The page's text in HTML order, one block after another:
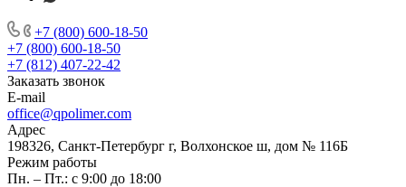
+7 (800) 600-18-50
+7 (800) 600-18-50
+7 (812) 407-22-42
Заказать звонок
E-mail
office@qpolimer.com
Адрес
198326, Санкт-Петербург г, Волхонское ш, дом № 116Б
Режим работы
Пн. – Пт.: с 9:00 до 18:00